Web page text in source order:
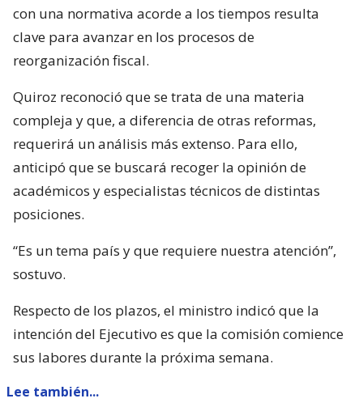
con una normativa acorde a los tiempos resulta
clave para avanzar en los procesos de
reorganización fiscal.
Quiroz reconoció que se trata de una materia
compleja y que, a diferencia de otras reformas,
requerirá un análisis más extenso. Para ello,
anticipó que se buscará recoger la opinión de
académicos y especialistas técnicos de distintas
posiciones.
“Es un tema país y que requiere nuestra atención”,
sostuvo.
Respecto de los plazos, el ministro indicó que la
intención del Ejecutivo es que la comisión comience
sus labores durante la próxima semana.
Lee también...